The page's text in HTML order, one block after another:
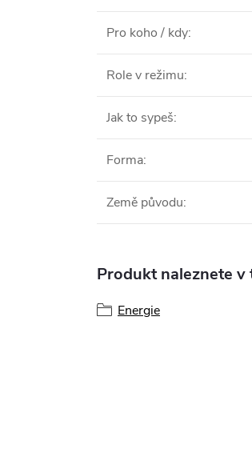
Pro koho / kdy:
Role v režimu:
Jak to sypeš:
Forma:
Země původu:
Produkt naleznete
Energie